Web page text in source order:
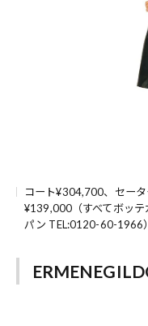
コート¥304,700、セー
¥139,000（すべてボッテ
パン TEL:0120-60-1966）